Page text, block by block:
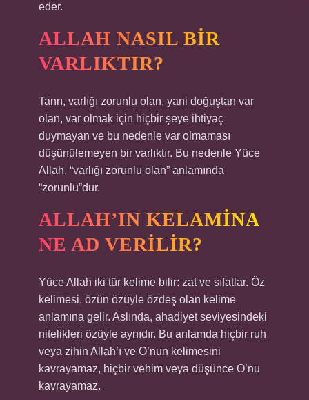
eder.
ALLAH NASIL BIR
VARLIKTIR?
Tanrı, varlığı zorunlu olan, yani doğuştan var
olan, var olmak için hiçbir şeye ihtiyaç
duymayan ve bu nedenle var olmaması
düşünülemeyen bir varlıktır. Bu nedenle Yüce
Allah, “varlığı zorunlu olan” anlamında
“zorunlu”dur.
ALLAH’IN KELAMINA
NE AD VERILIR?
Yüce Allah iki tür kelime bilir: zat ve sıfatlar. Öz
kelimesi, özün özüyle özdeş olan kelime
anlamına gelir. Aslında, ahadiyet seviyesindeki
nitelikleri özüyle aynıdır. Bu anlamda hiçbir ruh
veya zihin Allah’ı ve O’nun kelimesini
kavrayamaz, hiçbir vehim veya düşünce O’nu
kavrayamaz.